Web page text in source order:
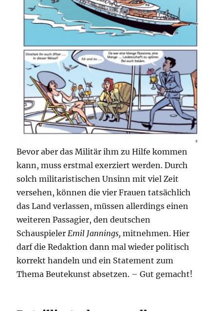
Bevor aber das Militär ihm zu Hilfe kommen
kann, muss erstmal exerziert werden. Durch
solch militaristischen Unsinn mit viel Zeit
versehen, können die vier Frauen tatsächlich
das Land verlassen, müssen allerdings einen
weiteren Passagier, den deutschen
Schauspieler Emil Jannings, mitnehmen. Hier
darf die Redaktion dann mal wieder politisch
korrekt handeln und ein Statement zum
Thema Beutekunst absetzen. – Gut gemacht!